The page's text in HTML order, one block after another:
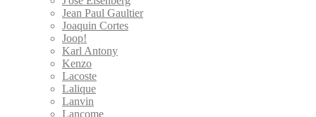
Jean Paul Gaultier
Joaquin Cortes
Joop!
Karl Antony
Kenzo
Lacoste
Lalique
Lanvin
Lancome